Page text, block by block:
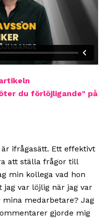
du förlöjligande" på
ifrågasätt. Ett effektivt
att ställa frågor till
min kollega vad hon
var löjlig när jag var
medarbetare? Jag
gjorde mig